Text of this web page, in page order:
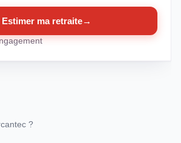
Estimer ma retraite→
?